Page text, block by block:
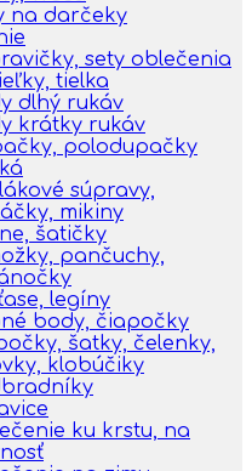
na darčeky
sety oblečenia
tielka
dlhý rukáv
krátky rukáv
polodupačky
súpravy,
mikiny
šatičky
pančuchy,
legíny
body, čiapočky
šatky, čelenky,
klobúčiky
ku krstu, na